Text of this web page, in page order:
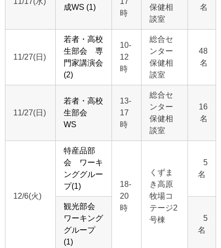
成WS (1)
時
保健相
談室
名
11/27(日)
若者・高校
生部会 専
門家講演会
(2)
10-
12
時
総合セ
ンター
保健相
談室
48
名
11/27(日)
若者・高校
生部会
WS
13-
17
時
総合セ
ンター
保健相
談室
16
名
12/6(火)
特産品部
会 ワーキ
ンググルー
プ(1)
18-
20
時
くずま
き高原
牧場コ
テージ2
号棟
5
名
観光部会
ワーキング
グループ
(1)
5
名